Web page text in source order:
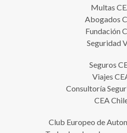
Multas
Abogados
Fundación
Seguridad
Seguros
Viajes
Consultoría
CEA
Club Europeo de